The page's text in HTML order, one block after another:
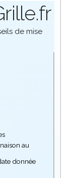
de mise
au
donnée